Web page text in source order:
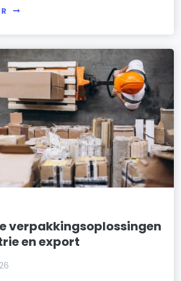
verpakkingsoplossingen
en export